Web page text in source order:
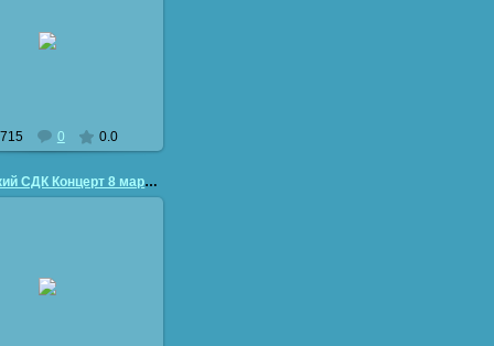
715 0 0.0
Приморский СДК Концерт 8 марта